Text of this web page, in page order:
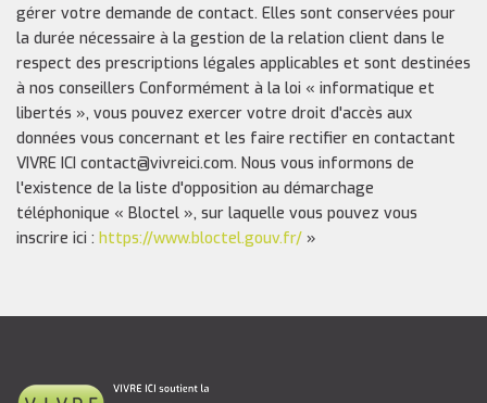
gérer votre demande de contact. Elles sont conservées pour
la durée nécessaire à la gestion de la relation client dans le
respect des prescriptions légales applicables et sont destinées
à nos conseillers Conformément à la loi « informatique et
libertés », vous pouvez exercer votre droit d'accès aux
données vous concernant et les faire rectifier en contactant
VIVRE ICI contact@vivreici.com. Nous vous informons de
l'existence de la liste d'opposition au démarchage
téléphonique « Bloctel », sur laquelle vous pouvez vous
inscrire ici : https://www.bloctel.gouv.fr/ »